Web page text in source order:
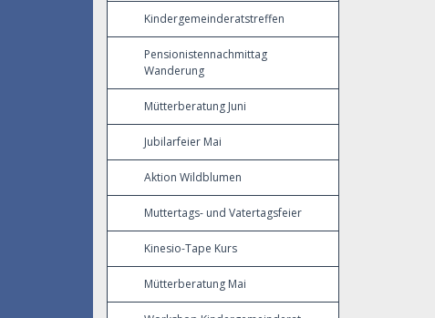
Kindergemeinderatstreffen
Pensionistennachmittag
Wanderung
Mütterberatung Juni
Jubilarfeier Mai
Aktion Wildblumen
Muttertags- und Vatertagsfeier
Kinesio-Tape Kurs
Mütterberatung Mai